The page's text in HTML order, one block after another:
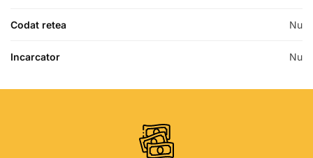
Codat retea Nu
Incarcator Nu